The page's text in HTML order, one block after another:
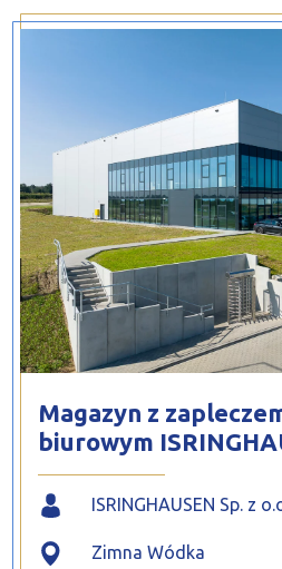
PROFILAR – profile zimnogięte
DE
Magazyn z
biurowym
ISRINGHAUSEN Sp. z
Zimna Wódka